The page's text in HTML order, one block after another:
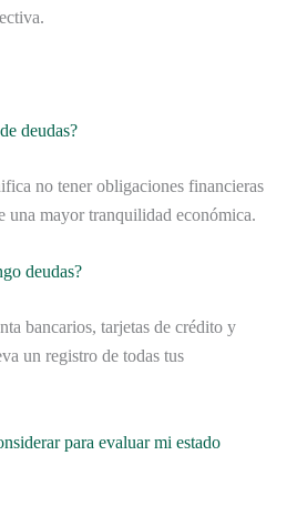
deudas?
no tener obligaciones financieras
una mayor tranquilidad económica.
deudas?
bancarios, tarjetas de crédito y
un registro de todas tus
para evaluar mi estado